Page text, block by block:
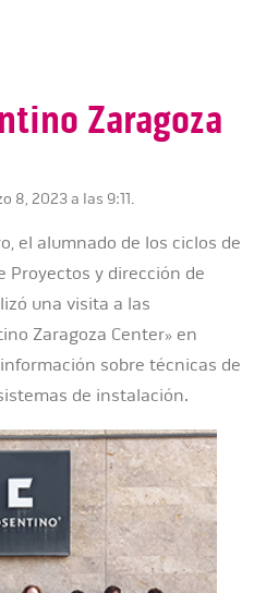
Zaragoza
8, 2023 a las 9:11.
el alumnado de los ciclos de
Proyectos y dirección de
una visita a las
Zaragoza Center» en
sobre técnicas de
de instalación.